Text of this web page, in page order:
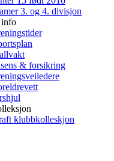
3. og 4. divisjon
info
& forsikring
klubbkolleskjon